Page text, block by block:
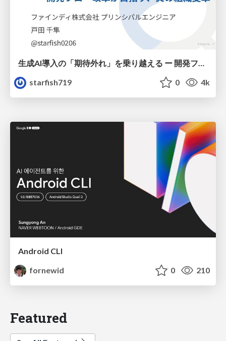
starfish719
0 4k
Android CLI
fornewid
0 210
Featured